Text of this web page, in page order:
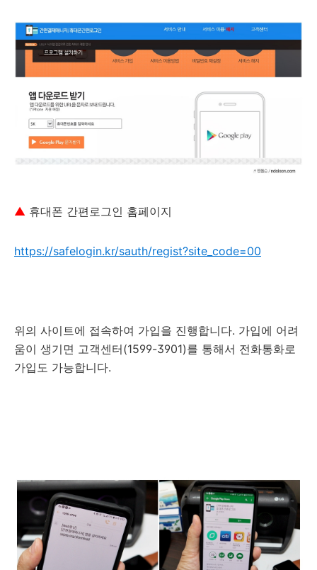
▲ 휴대폰 간편로그인 홈페이지
https://safelogin.kr/sauth/regist?site_code=00
위의 사이트에 접속하여 가입을 진행합니다. 가입에 어려
움이 생기면 고객센터(1599-3901)를 통해서 전화통화로
가입도 가능합니다.